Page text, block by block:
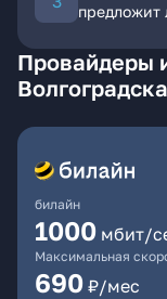
предложит
Провайдеры
билайн
1000 мбит/
Максимальная
690 ₽/мес